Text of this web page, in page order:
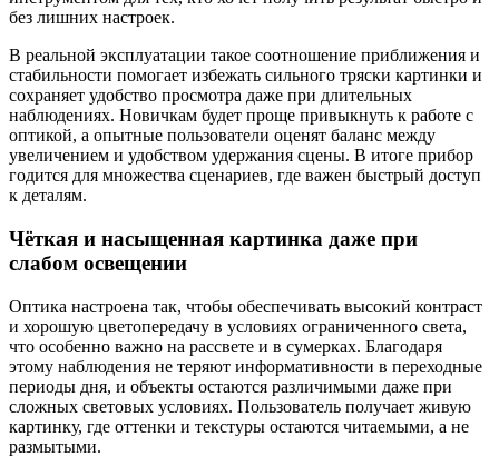
без лишних настроек.
В реальной эксплуатации такое соотношение приближения и
стабильности помогает избежать сильного тряски картинки и
сохраняет удобство просмотра даже при длительных
наблюдениях. Новичкам будет проще привыкнуть к работе с
оптикой, а опытные пользователи оценят баланс между
увеличением и удобством удержания сцены. В итоге прибор
годится для множества сценариев, где важен быстрый доступ
к деталям.
Чёткая и насыщенная картинка даже при
слабом освещении
Оптика настроена так, чтобы обеспечивать высокий контраст
и хорошую цветопередачу в условиях ограниченного света,
что особенно важно на рассвете и в сумерках. Благодаря
этому наблюдения не теряют информативности в переходные
периоды дня, и объекты остаются различимыми даже при
сложных световых условиях. Пользователь получает живую
картинку, где оттенки и текстуры остаются читаемыми, а не
размытыми.